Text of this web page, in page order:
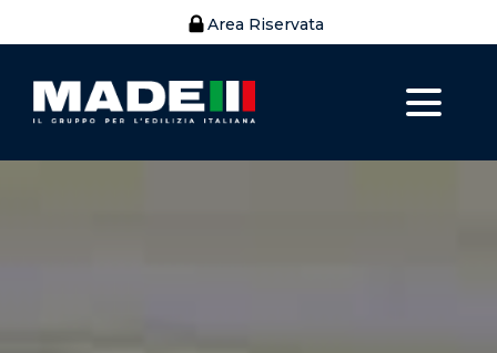
Area Riservata